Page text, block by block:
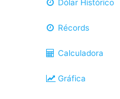
Dólar Histórico
Récords
Calculadora
Gráfica